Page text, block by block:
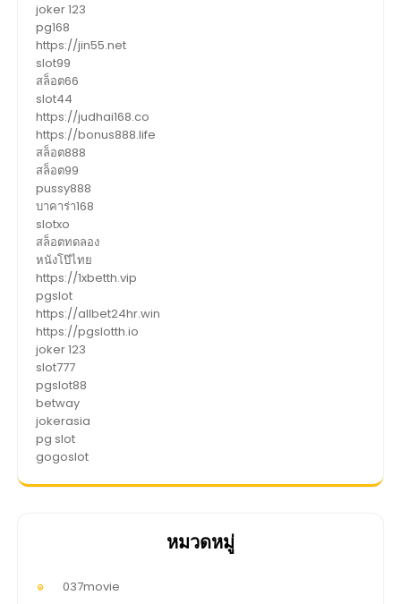
joker 123
pg168
https://jin55.net
slot99
สล็อต66
slot44
https://judhai168.co
https://bonus888.life
สล็อต888
สล็อต99
pussy888
บาคาร่า168
slotxo
สล็อตทดลอง
หนังโป๊ไทย
https://1xbetth.vip
pgslot
https://allbet24hr.win
https://pgslotth.io
joker 123
slot777
pgslot88
betway
jokerasia
pg slot
gogoslot
หมวดหมู่
037movie